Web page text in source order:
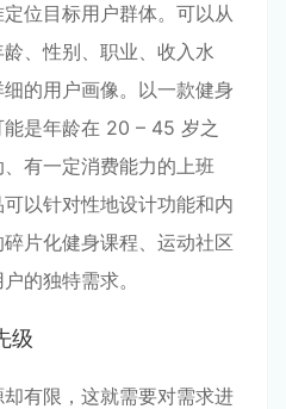
位目标用户群体。可以从
、性别、职业、收入水
的用户画像。以一款健身
是年龄在 20 – 45 岁之
有一定消费能力的上班
以针对性地设计功能和内
片化健身课程、运动社区
的独特需求。
级
有限，这就需要对需求进